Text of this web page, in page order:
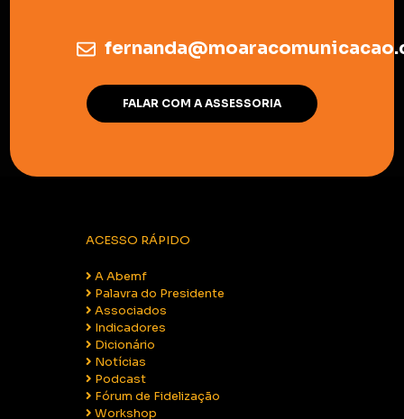
FALAR COM A ASSESSORIA
ACESSO RÁPIDO
A Abemf
Palavra do Presidente
Associados
Indicadores
Dicionário
Notícias
Podcast
Fórum de Fidelização
Workshop